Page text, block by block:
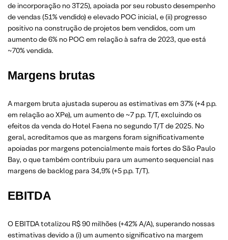
de incorporação no 3T25), apoiada por seu robusto desempenho
de vendas (51% vendido) e elevado POC inicial, e (ii) progresso
positivo na construção de projetos bem vendidos, com um
aumento de 6% no POC em relação à safra de 2023, que está
~70% vendida.
Margens brutas
A margem bruta ajustada superou as estimativas em 37% (+4 p.p.
em relação ao XPe), um aumento de ~7 p.p. T/T, excluindo os
efeitos da venda do Hotel Faena no segundo T/T de 2025. No
geral, acreditamos que as margens foram significativamente
apoiadas por margens potencialmente mais fortes do São Paulo
Bay, o que também contribuiu para um aumento sequencial nas
margens de backlog para 34,9% (+5 p.p. T/T).
EBITDA
O EBITDA totalizou R$ 90 milhões (+42% A/A), superando nossas
estimativas devido a (i) um aumento significativo na margem